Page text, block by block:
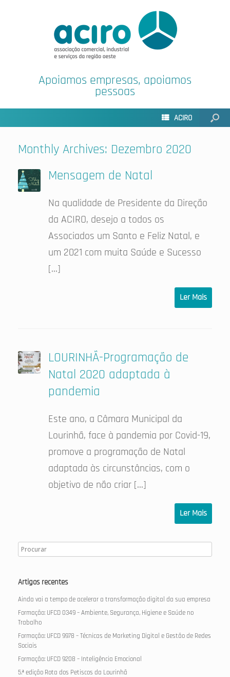
Apoiamos empresas, apoiamos
pessoas
ACIRO
Monthly Archives: Dezembro 2020
Mensagem de Natal
Na qualidade de Presidente da Direção
da ACIRO, desejo a todos os
Associados um Santo e Feliz Natal, e
um 2021 com muita Saúde e Sucesso
[…]
Ler Mais
LOURINHÃ-Programação de
Natal 2020 adaptada à
pandemia
Este ano, a Câmara Municipal da
Lourinhã, face à pandemia por Covid-19,
promove a programação de Natal
adaptada às circunstâncias, com o
objetivo de não criar […]
Ler Mais
Artigos recentes
Ainda vai a tempo de acelerar a transformação digital da sua empresa
Formação: UFCD 0349 – Ambiente, Segurança, Higiene e Saúde no
Trabalho
Formação: UFCD 9978 – Técnicas de Marketing Digital e Gestão de Redes
Sociais
Formação: UFCD 9208 – Inteligência Emocional
5.ª edição Rota dos Petiscos da Lourinhã